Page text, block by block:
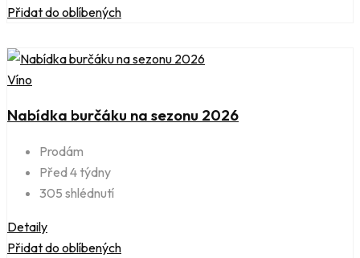
Přidat do oblíbených
Víno
Nabídka burčáku na sezonu 2026
Prodám
Před 4 týdny
305 shlédnutí
Detaily
Přidat do oblíbených